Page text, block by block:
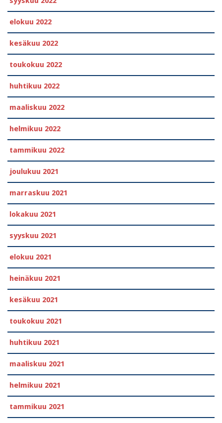
elokuu 2022
kesäkuu 2022
toukokuu 2022
huhtikuu 2022
maaliskuu 2022
helmikuu 2022
tammikuu 2022
joulukuu 2021
marraskuu 2021
lokakuu 2021
syyskuu 2021
elokuu 2021
heinäkuu 2021
kesäkuu 2021
toukokuu 2021
huhtikuu 2021
maaliskuu 2021
helmikuu 2021
tammikuu 2021